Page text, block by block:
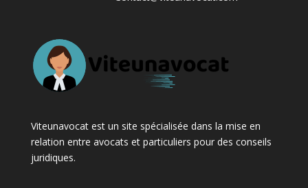
Viteunavocat est un site spécialisée dans la mise en
relation entre avocats et particuliers pour des conseils
juridiques.